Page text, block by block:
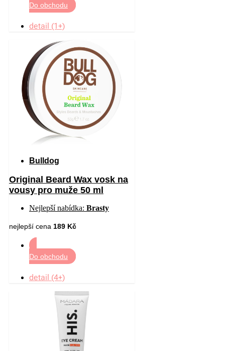
Do obchodu
detail (1+)
Bulldog
Original Beard Wax vosk na
vousy pro muže 50 ml
Nejlepší nabídka: Brasty
nejlepší cena 189 Kč
Do obchodu
detail (4+)